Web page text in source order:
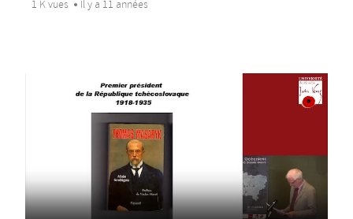
1 K vues Il y a 11 années